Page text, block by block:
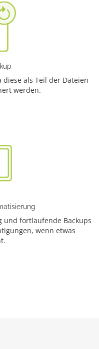
diese als Teil der Dateien
werden.
und fortlaufende Backups
wenn etwas